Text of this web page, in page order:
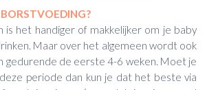
BORSTVOEDING?
is het handiger of makkelijker om je baby
Maar over het algemeen wordt ook
gedurende de eerste 4-6 weken. Moet je
periode dan kun je dat het beste via